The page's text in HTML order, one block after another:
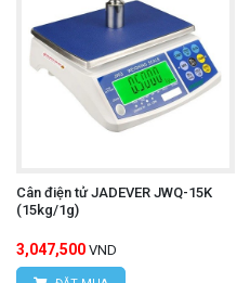
Cân điện tử JADEVER JWQ-15K
(15kg/1g)
3,047,500 VND